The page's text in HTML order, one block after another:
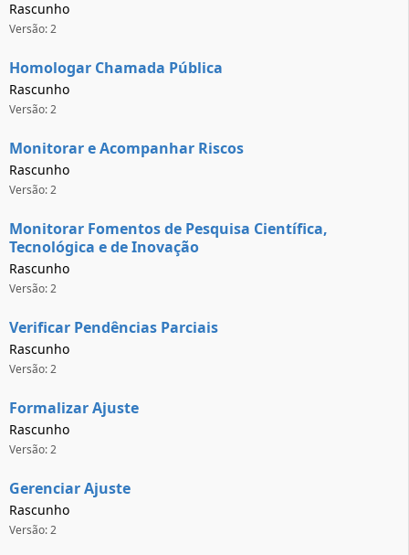
Rascunho
Versão: 2
Homologar Chamada Pública
Rascunho
Versão: 2
Monitorar e Acompanhar Riscos
Rascunho
Versão: 2
Monitorar Fomentos de Pesquisa Científica,
Tecnológica e de Inovação
Rascunho
Versão: 2
Verificar Pendências Parciais
Rascunho
Versão: 2
Formalizar Ajuste
Rascunho
Versão: 2
Gerenciar Ajuste
Rascunho
Versão: 2